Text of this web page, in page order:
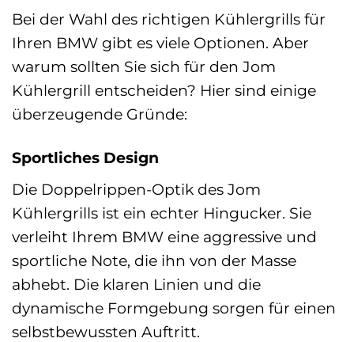
Bei der Wahl des richtigen Kühlergrills für
Ihren BMW gibt es viele Optionen. Aber
warum sollten Sie sich für den Jom
Kühlergrill entscheiden? Hier sind einige
überzeugende Gründe:
Sportliches Design
Die Doppelrippen-Optik des Jom
Kühlergrills ist ein echter Hingucker. Sie
verleiht Ihrem BMW eine aggressive und
sportliche Note, die ihn von der Masse
abhebt. Die klaren Linien und die
dynamische Formgebung sorgen für einen
selbstbewussten Auftritt.